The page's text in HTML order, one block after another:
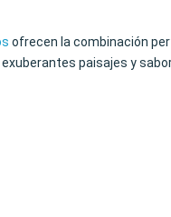
ofrecen la combinación
paisajes y